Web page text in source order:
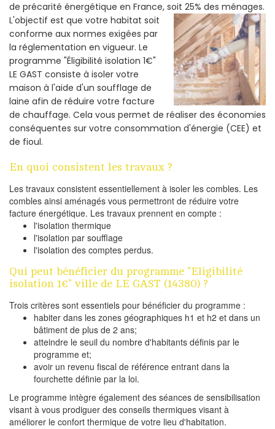
de précarité énergétique en France, soit 25% des ménages.
L'objectif est que votre habitat soit
conforme aux normes exigées par
la réglementation en vigueur. Le
programme "Éligibilité isolation 1€"
LE GAST consiste à isoler votre
maison à l'aide d'un soufflage de
laine afin de réduire votre facture
de chauffage. Cela vous permet de réaliser des économies
conséquentes sur votre consommation d'énergie (CEE) et
de fioul.
En quoi consistent les travaux ?
Les travaux consistent essentiellement à isoler les combles. Les
combles ainsi aménagés vous permettront de réduire votre
facture énergétique. Les travaux prennent en compte :
l'isolation thermique
l'isolation par soufflage
l'isolation des comptes perdus.
Qui peut bénéficier du programme "Eligibilité
isolation 1€" ville de LE GAST (14380) ?
Trois critères sont essentiels pour bénéficier du programme :
habiter dans les zones géographiques h1 et h2 et dans un
bâtiment de plus de 2 ans;
atteindre le seuil du nombre d'habitants définis par le
programme et;
avoir un revenu fiscal de référence entrant dans la
fourchette définie par la loi.
Le programme intègre également des séances de sensibilisation
visant à vous prodiguer des conseils thermiques visant à
améliorer le confort thermique de votre lieu d'habitation.